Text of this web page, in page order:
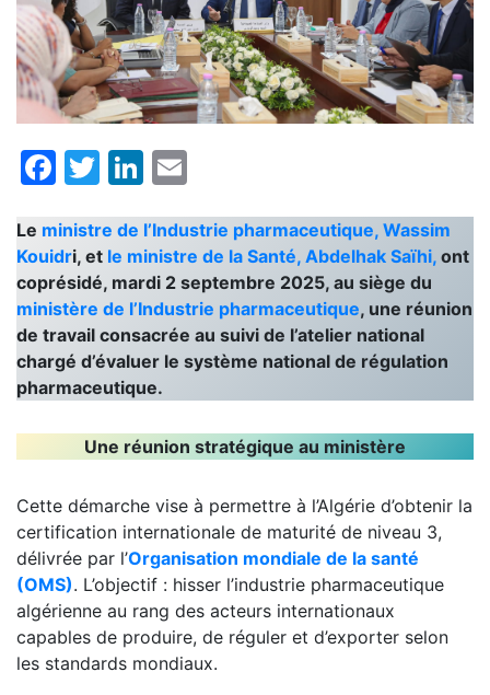
Facebook
TwitterLinkedIn
Le ministre de l’Industrie pharmaceutique, Wassim
Kouidri, et le ministre de la Santé, Abdelhak Saïhi, ont
coprésidé, mardi 2 septembre 2025, au siège du
ministère de l’Industrie pharmaceutique, une réunion
de travail consacrée au suivi de l’atelier national
chargé d’évaluer le système national de régulation
pharmaceutique.
Une réunion stratégique au ministère
Cette démarche vise à permettre à l’Algérie d’obtenir la
certification internationale de maturité de niveau 3,
délivrée par l’Organisation mondiale de la santé
(OMS). L’objectif : hisser l’industrie pharmaceutique
algérienne au rang des acteurs internationaux
capables de produire, de réguler et d’exporter selon
les standards mondiaux.